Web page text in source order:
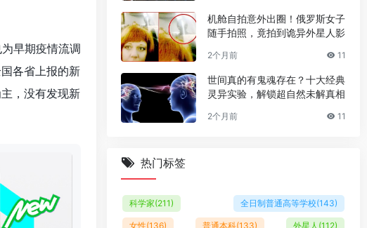
早期疫情流调
各省上报的新
，没有发现新
机舱自拍意外出圈！俄罗斯女子
随手拍照，竟拍到诡异外星人影
2个月前 11
世间真的有鬼魂存在？十大经典
灵异实验，解锁超自然未解真相
2个月前 11
热门标签
科学家(211) 全日制普通高等学校(143)
女性(136) 普通本科(133) 外星人 (112)